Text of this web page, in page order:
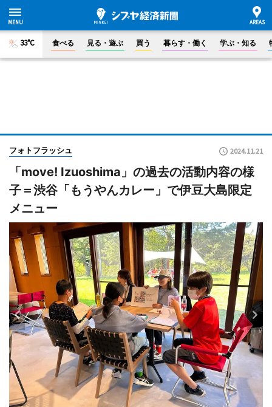
33°C 食べる 見る・遊ぶ 買う 暮らす・働く 学ぶ・知る
フォトフラッシュ 2024.11.21
「move! Izuoshima」の過去の活動内容の様
子＝渋谷「もうやんカレー」で伊豆大島限定
メニュー